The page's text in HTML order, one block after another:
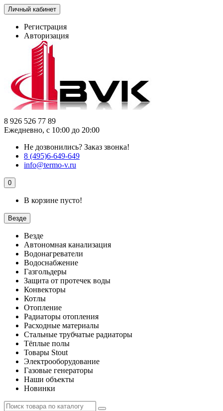
Личный кабинет
Регистрация
Авторизация
8 926 526 77 89
Ежедневно, с 10:00 до 20:00
Не дозвонились? Заказ звонка!
8 (495)6-649-649
info@termo-v.ru
0
В корзине пусто!
Везде
Везде
Автономная канализация
Водонагреватели
Водоснабжение
Газгольдеры
Защита от протечек воды
Конвекторы
Котлы
Отопление
Радиаторы отопления
Расходные материалы
Стальные трубчатые радиаторы
Тёплые полы
Товары Stout
Электрооборудование
Газовые генераторы
Наши объекты
Новинки